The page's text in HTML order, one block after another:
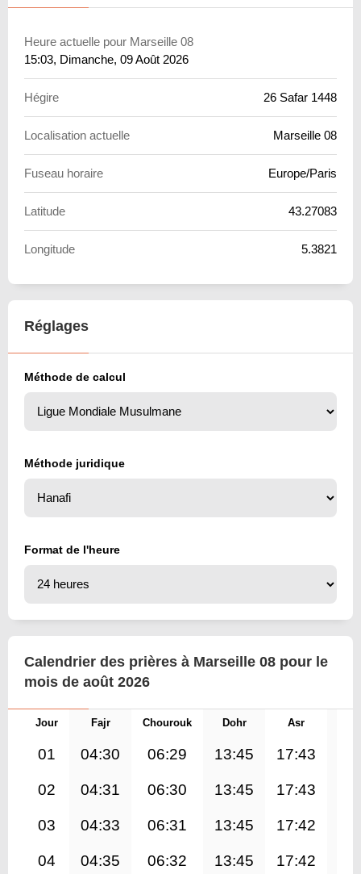
Heure actuelle pour Marseille 08
15:03, Dimanche, 09 Août 2026
Hégire 26 Safar 1448
Localisation actuelle Marseille 08
Fuseau horaire Europe/Paris
Latitude 43.27083
Longitude 5.3821
Réglages
Méthode de calcul
Méthode juridique
Format de l'heure
Calendrier des prières à Marseille 08 pour le
mois de août 2026
Jour Fajr Chourouk Dohr Asr
01 04:30 06:29 13:45 17:43
02 04:31 06:30 13:45 17:43
03 04:33 06:31 13:45 17:42
04 04:35 06:32 13:45 17:42